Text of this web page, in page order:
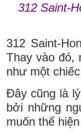
312 Saint-
312 Saint-
Thay vào đó,
như một
Đây cũng là
bởi những
muốn thể